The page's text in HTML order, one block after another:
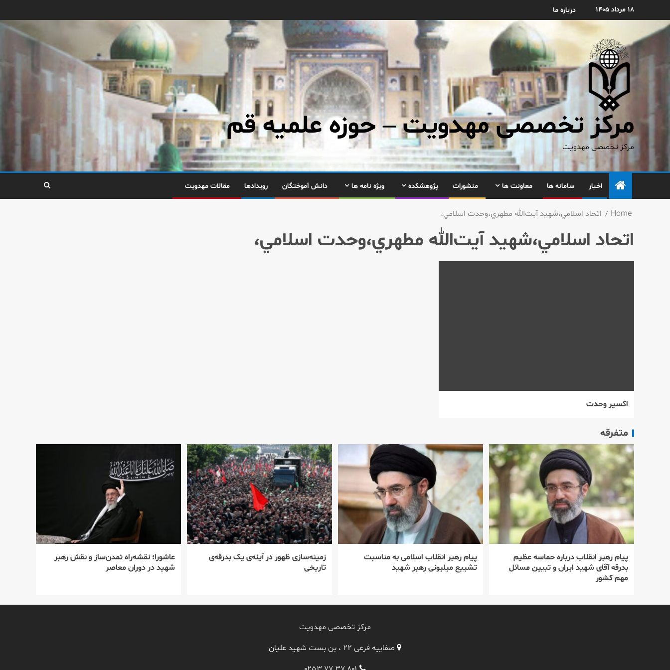
۱۸ مرداد ۱۴۰۵ درباره ما
مرکز تخصصی مهدویت – حوزه علمیه قم
مرکز تخصصی مهدویت
اخبار سامانه ها معاونت ها منشورات پژوهشکده ویژه نامه ها دانش آموختگان رویدادها مقالات مهدویت
Home اتحاد اسلامي،شهيد آيت‌الله مطهري،وحدت اسلامي،
اتحاد اسلامي،شهيد آيت‌الله مطهري،وحدت اسلامي،
اكسير وحدت
متفرقه
پیام رهبر انقلاب درباره حماسه عظیم
بدرقه آقای شهید ایران و تبیین مسائل
مهم کشور
پیام رهبر انقلاب اسلامی به مناسبت
تشییع میلیونی رهبر شهید
زمینه‌سازی ظهور در آینه‌ی یک بدرقه‌ی
تاریخی
عاشورا؛ نقشه‌راه تمدن‌ساز و نقش رهبر
شهید در دوران معاصر
مرکز تخصصی مهدویت
صفاییه فرعی ۲۲ ، بن بست شهید علیان